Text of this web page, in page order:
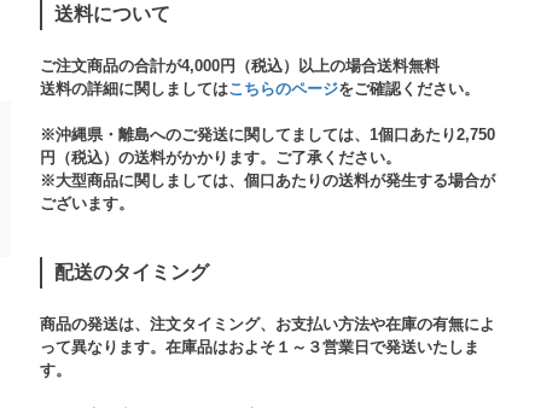
送料について
ご注文商品の合計が4,000円（税込）以上の場合送料無料
送料の詳細に関しましてはこちらのページをご確認ください。​
※沖縄県・離島へのご発送に関してましては、1個口あたり2,750
円（税込）の送料がかかります。ご了承ください。
※大型商品に関しましては、個口あたりの送料が発生する場合が
ございます。​
配送のタイミング
商品の発送は、注文タイミング、お支払い方法や在庫の有無によ
って異なります。在庫品はおよそ１～３営業日で発送いたしま
す。​